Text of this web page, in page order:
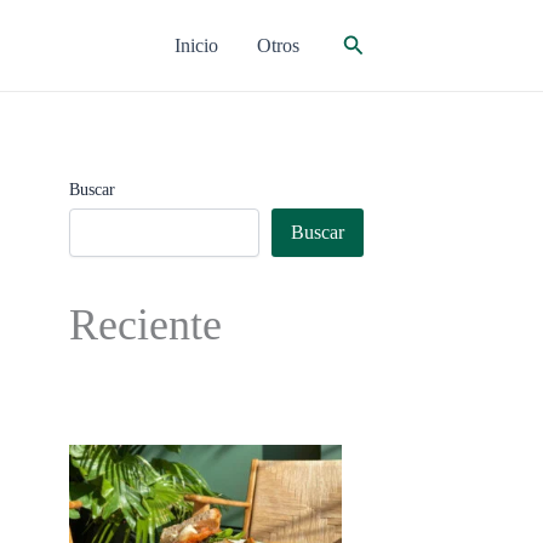
Inicio Otros Buscar
Buscar
Buscar
Reciente